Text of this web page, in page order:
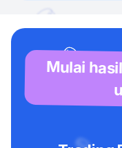
Mulai